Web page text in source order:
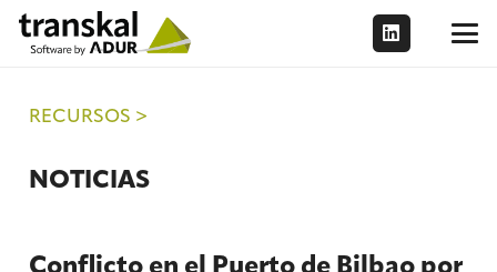
RECURSOS >
NOTICIAS
Conflicto en el Puerto de Bilbao por